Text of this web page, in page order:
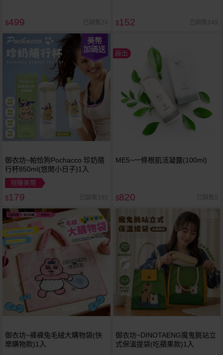
$499 已銷售24 $152 已銷售249
美幣
加碼送
御衣坊~帕恰狗Pochacco 珍奶隨
行杯850ml(悠閒小日子)1入
現賺美幣
$179 已銷售192
廠出
ME5~一條根肌活凝露(100ml)
$820 已銷售5
御衣坊~褲褲兔毛絨大購物袋(快
樂購物款)1入
御衣坊~DINOTAENG魔鬼氈站立
式保溫提袋(吃蘋果款)1入